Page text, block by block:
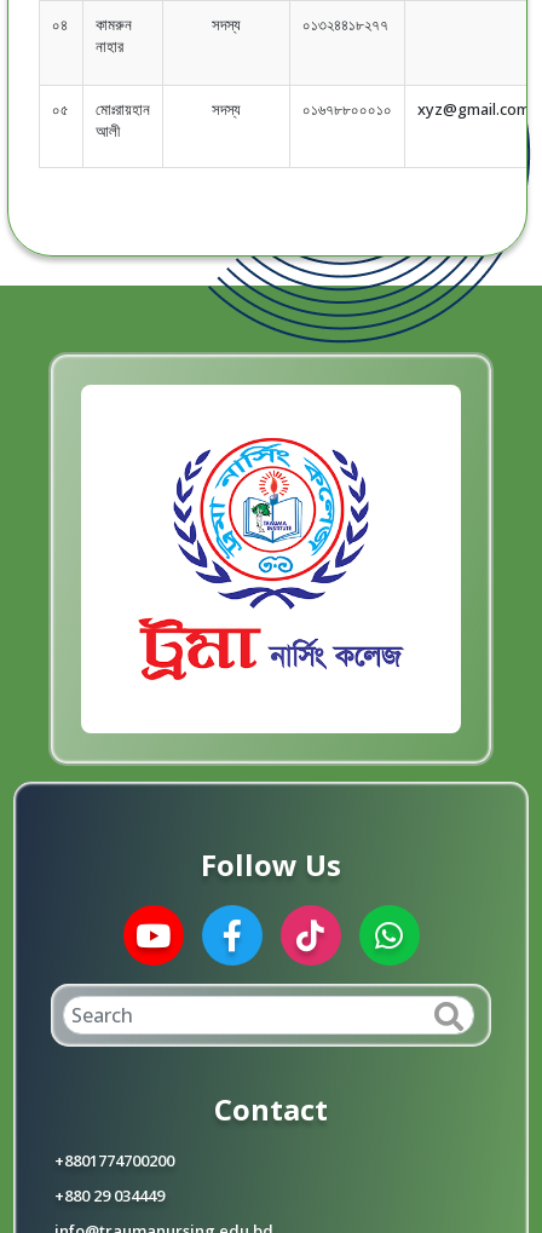
০৪
কামরুন
নাহার
সদস্য ০১৩২৪৪১৮২৭৭
০৫
মোঃরায়হান
আলী
সদস্য ০১৬৭৮৮০০০১০ xyz@gmail.com
Follow Us
Contact
+8801774700200
+880 29 034449